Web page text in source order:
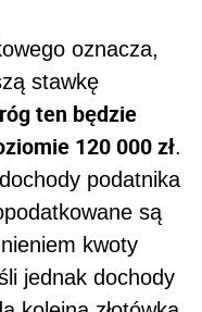
oznacza,
stawkę
ten będzie
120 000 zł.
podatnika
są
kwoty
jednak dochody